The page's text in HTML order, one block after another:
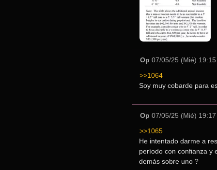
Op 07/05/25 (Mié) 19:15
>>1064
Soy muy cobarde para
Op 07/05/25 (Mié) 19:17
>>1065
He intentado darme a
período con confianza y
demás sobre uno ?